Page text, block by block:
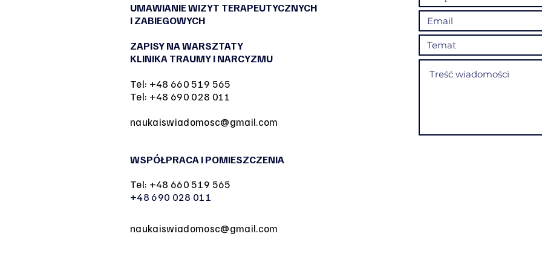
UMAWIANIE WIZYT TERAPEUTYCZNYCH
I ZABIEGOWYCH
ZAPISY NA WARSZTATY
KLINIKA TRAUMY I NARCYZMU
Tel: +48 660 519 565
Tel: +48 690 028 011
naukaiswiadomosc@gmail.com
WSPÓŁPRACA I POMIESZCZENIA
Tel: +48 660 519 565
+48 690 028 011
naukaiswiadomosc@gmail.com